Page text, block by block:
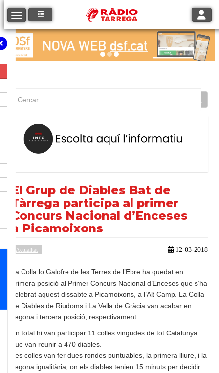
Toggle navigation
El Grup de Diables Bat de
Tàrrega participa al primer
Concurs Nacional d’Enceses
a Picamoixons
Actualitat 12-03-2018
La Colla lo Galofre de les Terres de l’Ebre ha quedat en
primera posició al Primer Concurs Nacional d’Enceses que s’ha
celebrat aquest dissabte a Picamoixons, a l’Alt Camp. La Colla
de Diables de Riudoms i La Vella de Gràcia van acabar en
segona i tercera posició, respectivament.
En total hi van participar 11 colles vingudes de tot Catalunya
que van reunir a 470 diables.
Les colles van fer dues rondes puntuables, la primera lliure, i la
segona igualitària, on els diables tenien 15 minuts per decidir